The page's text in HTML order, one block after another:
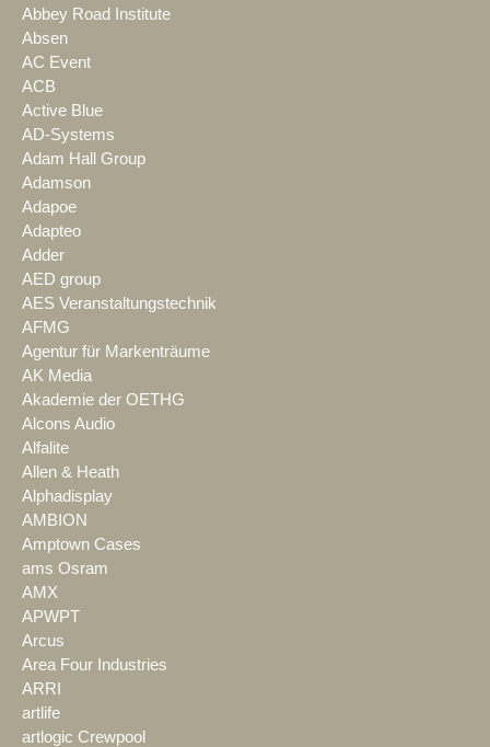
Abbey Road Institute
Absen
AC Event
ACB
Active Blue
AD-Systems
Adam Hall Group
Adamson
Adapoe
Adapteo
Adder
AED group
AES Veranstaltungstechnik
AFMG
Agentur für Markenträume
AK Media
Akademie der OETHG
Alcons Audio
Alfalite
Allen & Heath
Alphadisplay
AMBION
Amptown Cases
ams Osram
AMX
APWPT
Arcus
Area Four Industries
ARRI
artlife
artlogic Crewpool